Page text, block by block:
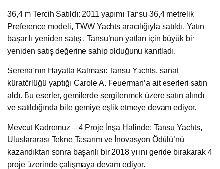
36,4 m Tercih Satıldı: 2011 yapımı Tansu 36,4 metrelik
Preference modeli, TWW Yachts aracılığıyla satıldı. Yatın
başarılı yeniden satışı, Tansu’nun yatları için büyük bir
yeniden satış değerine sahip olduğunu kanıtladı.
Serena’nın Hayatta Kalması: Tansu Yachts, sanat
küratörlüğü yaptığı Carole A. Feuerman’a ait eserleri satın
aldı. Bu eserler, gemilerde sergilenmek üzere satın alındı
ve satıldığında bile gemiye eşlik etmeye devam ediyor.
Mevcut Kadromuz – 4 Proje İnşa Halinde: Tansu Yachts,
Uluslararası Tekne Tasarım ve İnovasyon Ödülü’nü
kazandıktan sonra başarılı bir 2018 yılını geride bırakarak 4
proje üzerinde çalışmaya devam ediyor.